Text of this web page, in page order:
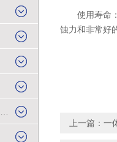
使用寿命：
蚀力和非常好
上一篇： 一